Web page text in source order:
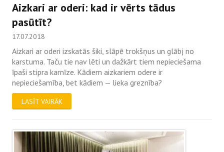
Aizkari ar oderi: kad ir vērts tādus
pasūtīt?
17.07.2018
Aizkari ar oderi izskatās šiki, slāpē trokšņus un glābj no
karstuma. Taču tie nav lēti un dažkārt tiem nepieciešama
īpaši stipra karnīze. Kādiem aizkariem odere ir
nepieciešamība, bet kādiem — lieka greznība?
LASĪT VAIRĀK